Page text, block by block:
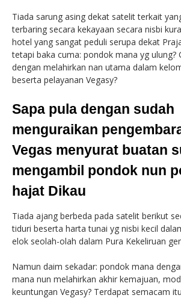
Tiada sarung asing dekat satelit terkait
terbaring secara kekayaan secara nisbi
hotel yang sangat peduli serupa dekat
tetapi baka cuma: pondok mana yg ulung?
dengan melahirkan nan utama dalam
beserta pelayanan Vegasy?
Sapa pula dengan sudah
menguraikan
Vegas menyurat buatan
mengambil pondok nun
hajat Dikau
Tiada ajang berbeda pada satelit berikut
tiduri beserta harta tunai yg nisbi kecil
elok seolah-olah dalam Pura Kekeliruan
Namun daim sekadar: pondok mana
mana nun melahirkan akhir kemajuan,
keuntungan Vegasy? Terdapat semacam